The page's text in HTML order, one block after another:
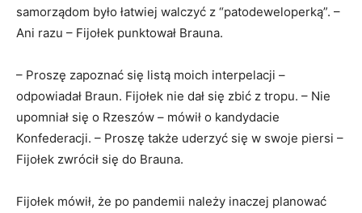
samorządom było łatwiej walczyć z “patodeweloperką”. –
Ani razu – Fijołek punktował Brauna.
– Proszę zapoznać się listą moich interpelacji –
odpowiadał Braun. Fijołek nie dał się zbić z tropu. – Nie
upomniał się o Rzeszów – mówił o kandydacie
Konfederacji. – Proszę także uderzyć się w swoje piersi –
Fijołek zwrócił się do Brauna.
Fijołek mówił, że po pandemii należy inaczej planować